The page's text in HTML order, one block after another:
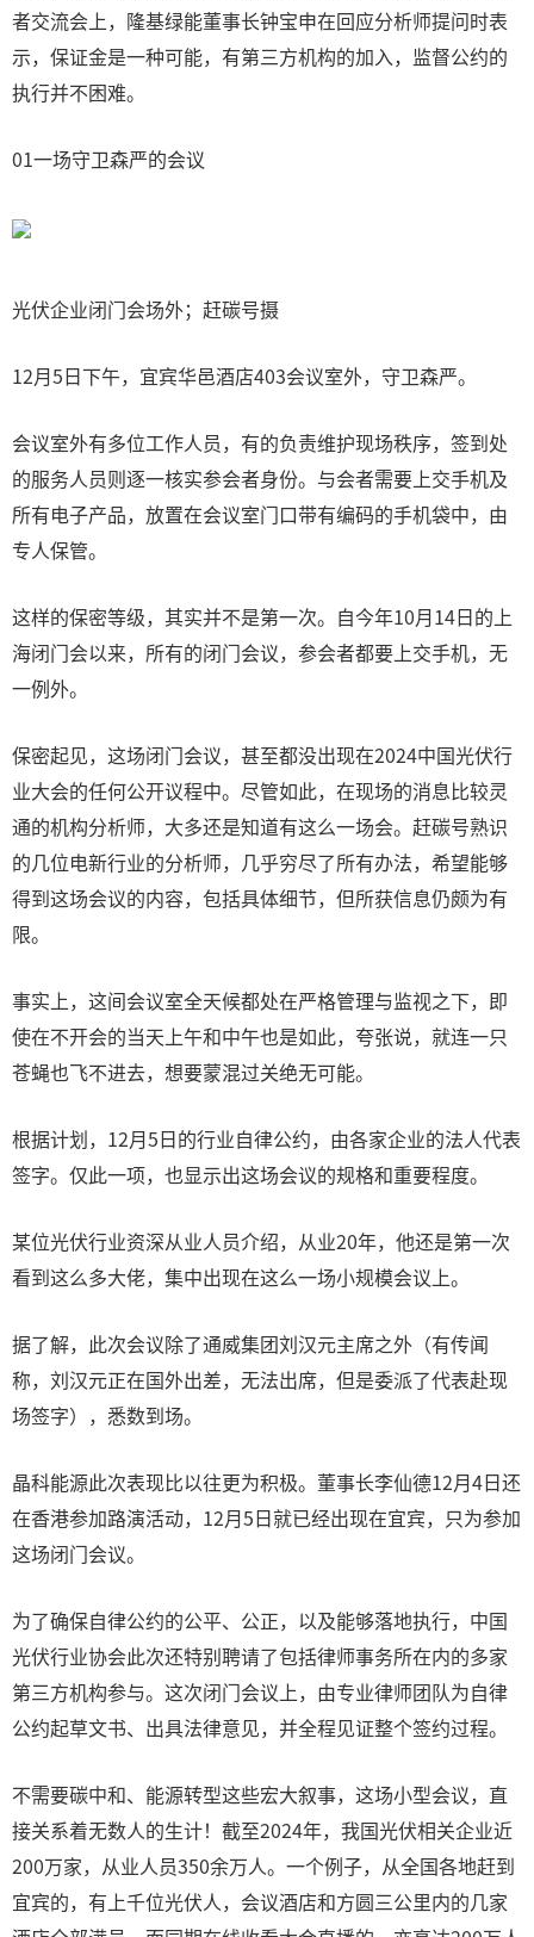
者交流会上，隆基绿能董事长钟宝申在回应分析师提问时表
示，保证金是一种可能，有第三方机构的加入，监督公约的
执行并不困难。
01一场守卫森严的会议
光伏企业闭门会场外；赶碳号摄
12月5日下午，宜宾华邑酒店403会议室外，守卫森严。
会议室外有多位工作人员，有的负责维护现场秩序，签到处
的服务人员则逐一核实参会者身份。与会者需要上交手机及
所有电子产品，放置在会议室门口带有编码的手机袋中，由
专人保管。
这样的保密等级，其实并不是第一次。自今年10月14日的上
海闭门会以来，所有的闭门会议，参会者都要上交手机，无
一例外。
保密起见，这场闭门会议，甚至都没出现在2024中国光伏行
业大会的任何公开议程中。尽管如此，在现场的消息比较灵
通的机构分析师，大多还是知道有这么一场会。赶碳号熟识
的几位电新行业的分析师，几乎穷尽了所有办法，希望能够
得到这场会议的内容，包括具体细节，但所获信息仍颇为有
限。
事实上，这间会议室全天候都处在严格管理与监视之下，即
使在不开会的当天上午和中午也是如此，夸张说，就连一只
苍蝇也飞不进去，想要蒙混过关绝无可能。
根据计划，12月5日的行业自律公约，由各家企业的法人代表
签字。仅此一项，也显示出这场会议的规格和重要程度。
某位光伏行业资深从业人员介绍，从业20年，他还是第一次
看到这么多大佬，集中出现在这么一场小规模会议上。
据了解，此次会议除了通威集团刘汉元主席之外（有传闻
称，刘汉元正在国外出差，无法出席，但是委派了代表赴现
场签字），悉数到场。
晶科能源此次表现比以往更为积极。董事长李仙德12月4日还
在香港参加路演活动，12月5日就已经出现在宜宾，只为参加
这场闭门会议。
为了确保自律公约的公平、公正，以及能够落地执行，中国
光伏行业协会此次还特别聘请了包括律师事务所在内的多家
第三方机构参与。这次闭门会议上，由专业律师团队为自律
公约起草文书、出具法律意见，并全程见证整个签约过程。
不需要碳中和、能源转型这些宏大叙事，这场小型会议，直
接关系着无数人的生计！截至2024年，我国光伏相关企业近
200万家，从业人员350余万人。一个例子，从全国各地赶到
宜宾的，有上千位光伏人，会议酒店和方圆三公里内的几家